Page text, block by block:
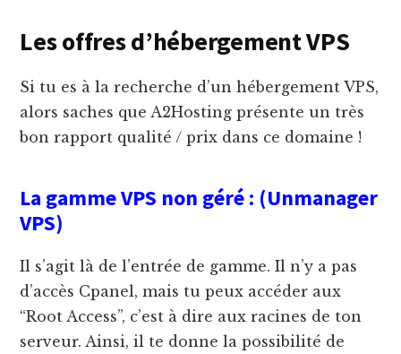
Les offres d’hébergement VPS
Si tu es à la recherche d’un hébergement VPS,
alors saches que A2Hosting présente un très
bon rapport qualité / prix dans ce domaine !
La gamme VPS non géré : (Unmanager
VPS)
Il s’agit là de l’entrée de gamme. Il n’y a pas
d’accès Cpanel, mais tu peux accéder aux
“Root Access”, c’est à dire aux racines de ton
serveur. Ainsi, il te donne la possibilité de